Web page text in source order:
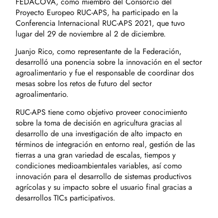
Proyecto Europeo RUC-APS, ha participado en la
Conferencia Internacional RUC-APS 2021, que tuvo
lugar del 29 de noviembre al 2 de diciembre.
Juanjo Rico, como representante de la Federación,
desarrolló una ponencia sobre la innovación en el sector
agroalimentario y fue el responsable de coordinar dos
mesas sobre los retos de futuro del sector
agroalimentario.
RUC-APS tiene como objetivo proveer conocimiento
sobre la toma de decisión en agricultura gracias al
desarrollo de una investigación de alto impacto en
términos de integración en entorno real, gestión de las
tierras a una gran variedad de escalas, tiempos y
condiciones medioambientales variables, así como
innovación para el desarrollo de sistemas productivos
agrícolas y su impacto sobre el usuario final gracias a
desarrollos TICs participativos.